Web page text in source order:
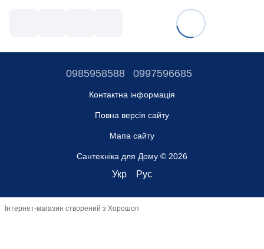
0985958588 0997596685
Контактна інформація
Повна версія сайту
Мапа сайту
Сантехніка для Дому © 2026
Укр Рус
Інтернет-магазин створений з Хорошоп